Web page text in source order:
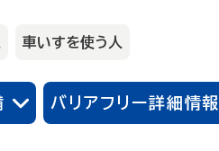
車いすを使う人
バリアフリー詳細情報